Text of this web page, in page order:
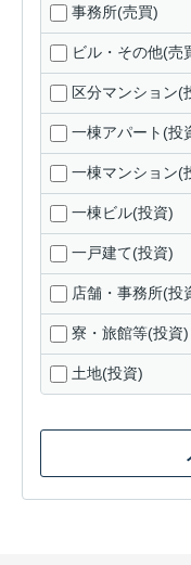
事務所(売買)
ビル・その他(売
区分マンション(
一棟アパート(投
一棟マンション(
一棟ビル(投資)
一戸建て(投資)
店舗・事務所(投
寮・旅館等(投資)
土地(投資)